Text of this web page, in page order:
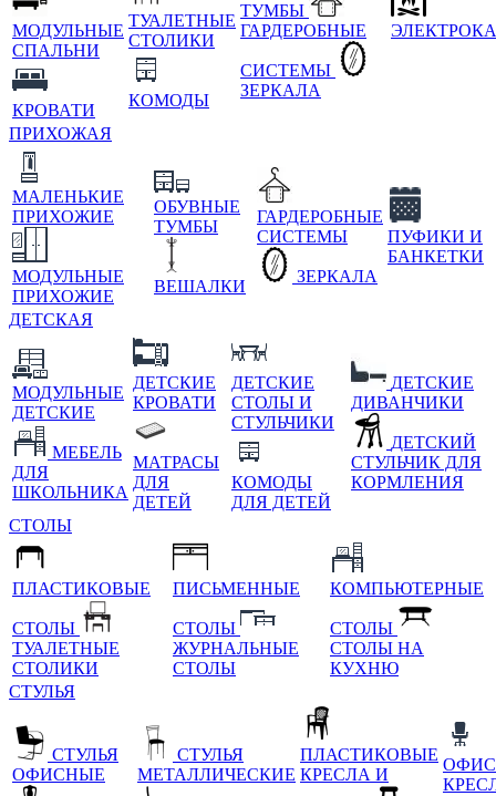
МОДУЛЬНЫЕ
СПАЛЬНИ
КРОВАТИ
ТУАЛЕТНЫЕ
СТОЛИКИ
КОМОДЫ
ТУМБЫ
ГАРДЕРОБНЫЕ
СИСТЕМЫ
ЗЕРКАЛА
ПРИХОЖАЯ
МАЛЕНЬКИЕ
ПРИХОЖИЕ
МОДУЛЬНЫЕ
ПРИХОЖИЕ
ОБУВНЫЕ
ТУМБЫ
ВЕШАЛКИ
ГАРДЕРОБНЫЕ
СИСТЕМЫ
ЗЕРКАЛА
ПУФИКИ И
БАНКЕТКИ
ДЕТСКАЯ
МОДУЛЬНЫЕ
ДЕТСКИЕ
МЕБЕЛЬ
ДЛЯ
ШКОЛЬНИКА
ДЕТСКИЕ
КРОВАТИ
МАТРАСЫ
ДЛЯ
ДЕТЕЙ
ДЕТСКИЕ
СТОЛЫ И
СТУЛЬЧИКИ
КОМОДЫ
ДЛЯ ДЕТЕЙ
ДЕТСКИЕ
ДИВАНЧИКИ
ДЕТСКИЙ
СТУЛЬЧИК ДЛЯ
КОРМЛЕНИЯ
СТОЛЫ
ПЛАСТИКОВЫЕ
СТОЛЫ
ТУАЛЕТНЫЕ
СТОЛИКИ
ПИСЬМЕННЫЕ
СТОЛЫ
ЖУРНАЛЬНЫЕ
СТОЛЫ
КОМПЬЮТЕРНЫЕ
СТОЛЫ
СТОЛЫ НА
КУХНЮ
СТУЛЬЯ
СТУЛЬЯ
ОФИСНЫЕ
СТУЛЬЯ
МЕТАЛЛИЧЕСКИЕ
ПЛАСТИКОВЫЕ
КРЕСЛА И